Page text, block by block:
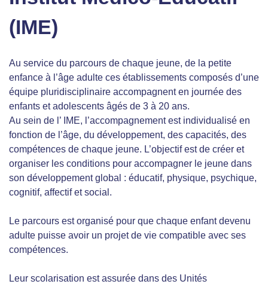
(IME)
Au service du parcours de chaque jeune, de la petite
enfance à l’âge adulte ces établissements composés d’une
équipe pluridisciplinaire accompagnent en journée des
enfants et adolescents âgés de 3 à 20 ans.
Au sein de l’ IME, l’accompagnement est individualisé en
fonction de l’âge, du développement, des capacités, des
compétences de chaque jeune. L’objectif est de créer et
organiser les conditions pour accompagner le jeune dans
son développement global : éducatif, physique, psychique,
cognitif, affectif et social.
Le parcours est organisé pour que chaque enfant devenu
adulte puisse avoir un projet de vie compatible avec ses
compétences.
Leur scolarisation est assurée dans des Unités